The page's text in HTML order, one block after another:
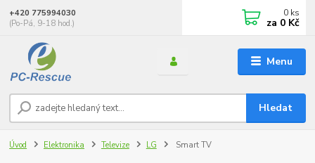
Menu
Hledat
+420 775994030
(Po-Pá, 9-18 hod.)
0 ks
za 0 Kč
Úvod Elektronika Televize LG Smart TV